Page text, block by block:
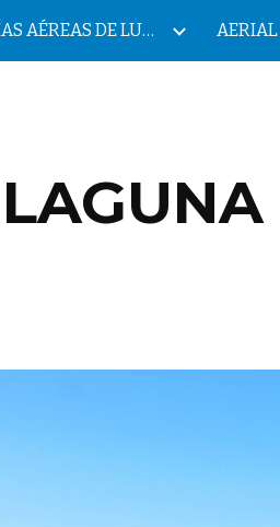
Skip to navigation
FOTOGRAFÍAS AÉREAS DE LUGARES DE LAS ISLAS CANARIAS